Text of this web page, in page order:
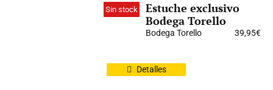
Sin stock
Estuche exclusivo
Bodega Torello
Bodega Torello 39,95€
Detalles